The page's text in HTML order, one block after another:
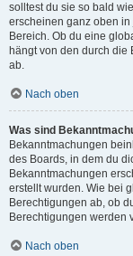
solltest du sie so bald
erscheinen ganz oben
Bereich. Ob du eine
hängt von den durch
ab.
Nach oben
Was sind
Bekanntmachungen
des Boards, in dem du
Bekanntmachungen
erstellt wurden. Wie bei
Berechtigungen ab, ob
Berechtigungen werden
Nach oben